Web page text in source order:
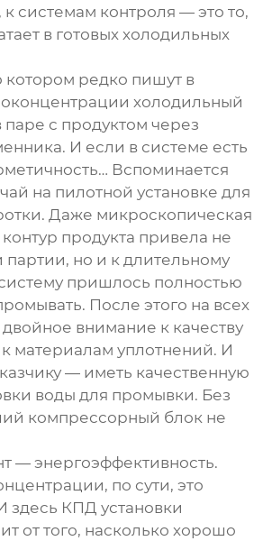
системам контроля — это то,
в готовых холодильных
котором редко пишут в
холодильный
паре с продуктом через
И если в системе есть
Вспоминается
на пилотной установке для
Даже микроскопическая
продукта привела не
партии, но и к длительному
пришлось полностью
После этого на всех
внимание к качеству
материалам уплотнений. И
— иметь качественную
воды для промывки. Без
компрессорный блок не
— энергоэффективность.
по сути, это
здесь КПД установки
от того, насколько хорошо